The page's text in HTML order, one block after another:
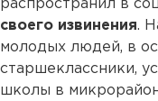
распространил в
своего извинения.
молодых людей, в
старшеклассники,
школы в